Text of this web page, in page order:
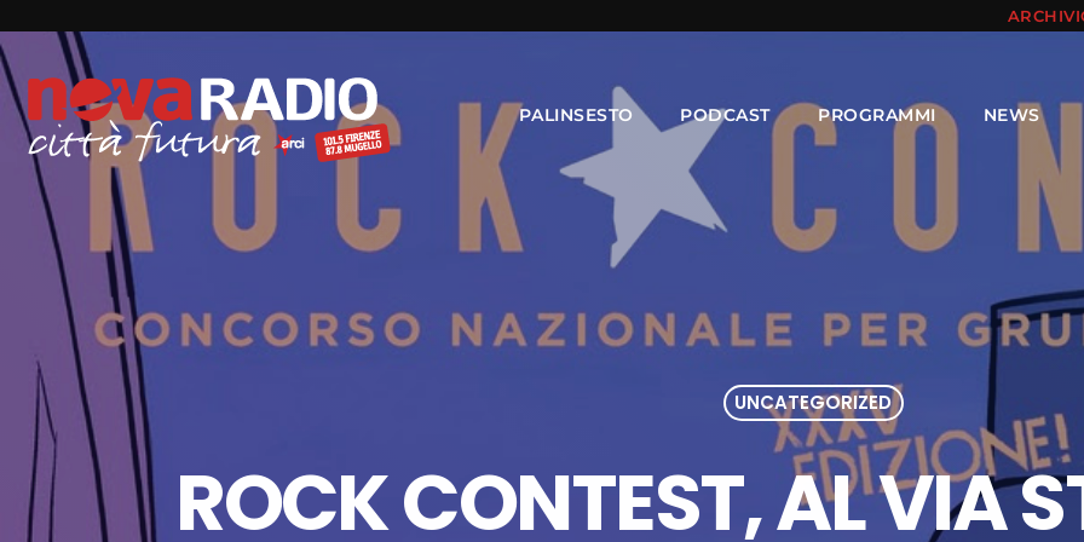
PALINSESTO PODCAST PROGRAMMI NEWS
UNCATEGORIZED
ROCK CONTEST, AL VIA